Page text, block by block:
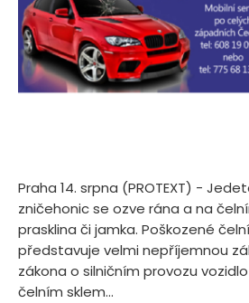
Praha 14. srpna (PROTEXT) -
zničehonic se ozve rána a na
prasklina či jamka. Poškozené
představuje velmi nepříjemnou
zákona o silničním provozu
čelním sklem...